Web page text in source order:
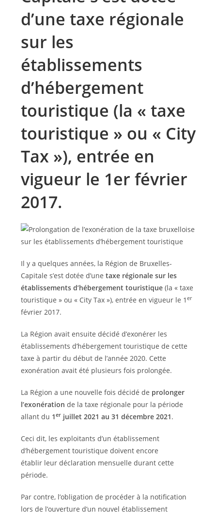
d’une taxe régionale
sur les
établissements
d’hébergement
touristique (la « taxe
touristique » ou « City
Tax »), entrée en
vigueur le 1er février
2017.
Il y a quelques années, la Région de Bruxelles-
Capitale s’est dotée d’une taxe régionale sur les
établissements d’hébergement touristique(la « taxe
touristique » ou « City Tax »), entrée en vigueur le 1 er
février 2017.
La Région avait ensuite décidé d’exonérer les
établissements d’hébergement touristique de cette
taxe à partir du début de l’année 2020. Cette
exonération avait été plusieurs fois prolongée.
La Région a une nouvelle fois décidé de prolonger
l’exonération de la taxe régionale pour la période
allant du 1erjuillet 2021 au 31 décembre 2021.
Ceci dit, les exploitants d’un établissement
d’hébergement touristique doivent encore
établir leur déclaration mensuelle durant cette
période.
Par contre, l’obligation de procéder à la notification
lors de l’ouverture d’un nouvel établissement